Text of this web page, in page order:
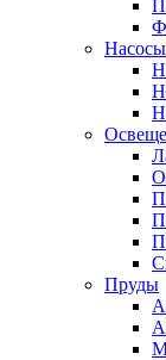
Насосы
Пруды